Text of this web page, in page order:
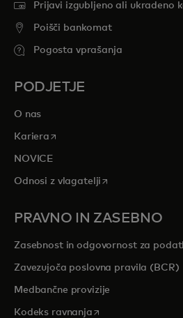
Prijavi izgubljeno ali ukradeno
Poišči bankomat
Pogosta vprašanja
PODJETJE
O nas
Kariera opens in a new tab
NOVICE
Odnosi z vlagatelji opens in a new
PRAVNO IN ZASEBNO
Zasebnost in odgovornost za
Zavezujoča poslovna pravila (BCR)
Medbančne provizije
Kodeks ravnanjaopens in a new tab